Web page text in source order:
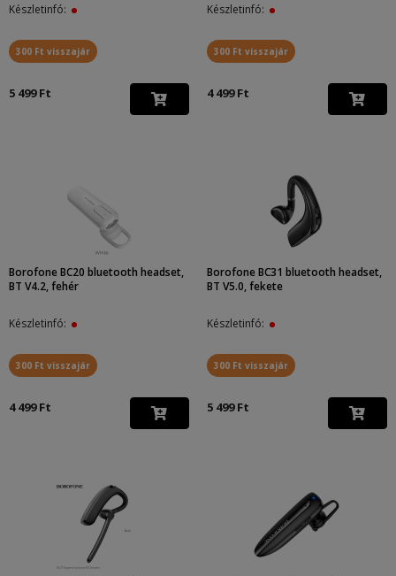
Készletinfó:
300 Ft visszajár
5 499 Ft
Készletinfó:
300 Ft visszajár
4 499 Ft
Borofone BC20 bluetooth headset,
BT V4.2, fehér
Készletinfó:
300 Ft visszajár
4 499 Ft
Borofone BC31 bluetooth headset,
BT V5.0, fekete
Készletinfó:
300 Ft visszajár
5 499 Ft